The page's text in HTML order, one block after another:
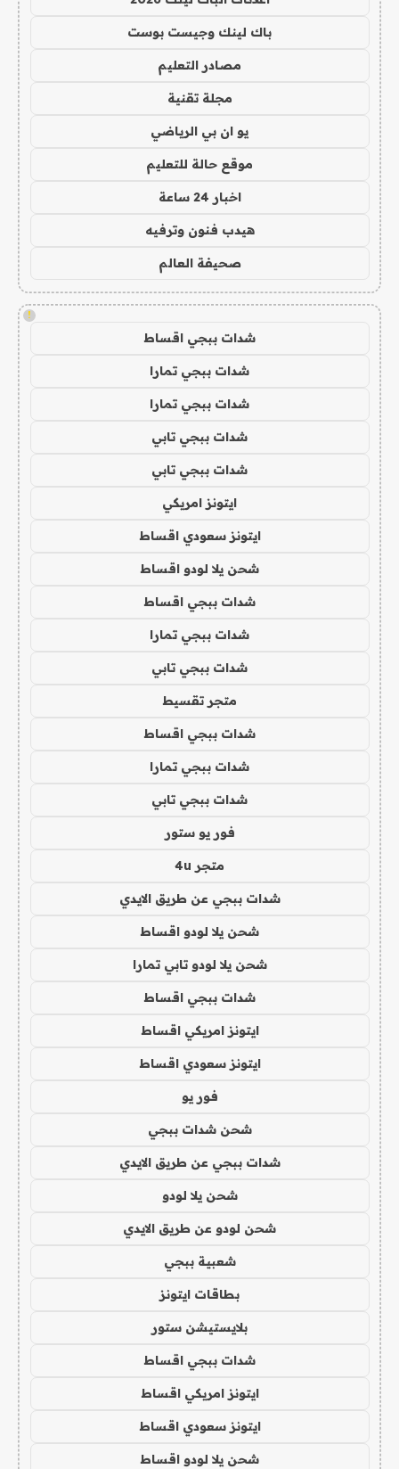
باك لينك وجيست بوست
مصادر التعليم
مجلة تقنية
يو ان بي الرياضي
موقع حالة للتعليم
اخبار 24 ساعة
هيدب فنون وترفيه
صحيفة العالم
!
شدات ببجي اقساط
شدات ببجي تمارا
شدات ببجي تمارا
شدات ببجي تابي
شدات ببجي تابي
ايتونز امريكي
ايتونز سعودي اقساط
شحن يلا لودو اقساط
شدات ببجي اقساط
شدات ببجي تمارا
شدات ببجي تابي
متجر تقسيط
شدات ببجي اقساط
شدات ببجي تمارا
شدات ببجي تابي
فور يو ستور
متجر 4u
شدات ببجي عن طريق الايدي
شحن يلا لودو اقساط
شحن يلا لودو تابي تمارا
شدات ببجي اقساط
ايتونز امريكي اقساط
ايتونز سعودي اقساط
فور يو
شحن شدات ببجي
شدات ببجي عن طريق الايدي
شحن يلا لودو
شحن لودو عن طريق الايدي
شعبية ببجي
بطاقات ايتونز
بلايستيشن ستور
شدات ببجي اقساط
ايتونز امريكي اقساط
ايتونز سعودي اقساط
شحن يلا لودو اقساط